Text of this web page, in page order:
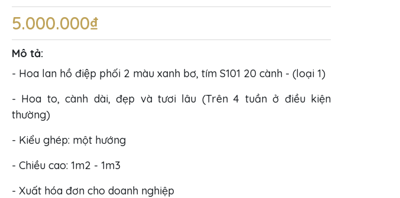
5.000.000₫
Mô tả:
- Hoa lan hồ điệp phối 2 màu xanh bơ, tím S101 20 cành - (loại 1)
- Hoa to, cành dài, đẹp và tươi lâu (Trên 4 tuần ở điều kiện
thường)
- Kiểu ghép: một hướng
- Chiều cao: 1m2 - 1m3
- Xuất hóa đơn cho doanh nghiệp